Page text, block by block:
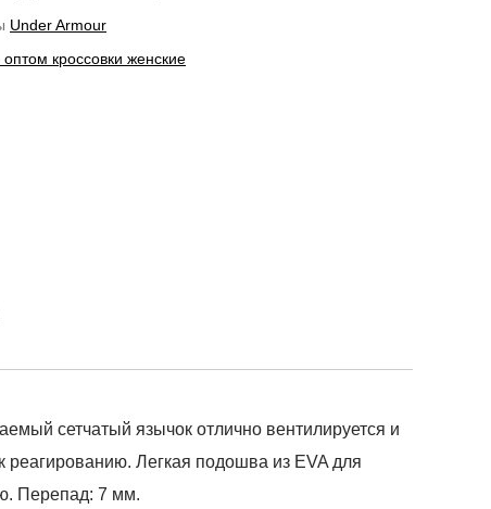
Under Armour
оптом кроссовки женские
сетчатый язычок отлично вентилируется и
реагированию. Легкая подошва из EVA для
Перепад: 7 мм.